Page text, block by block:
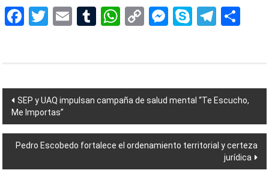
Facebook
Twitter
EmailTumblr
WhatsApp
CopyMessenger
Skype
Navegación
de
entradas
SEP y UAQ impulsan campaña de salud mental “Te Escucho,
Me Importas”
Pedro Escobedo fortalece el ordenamiento territorial y certeza
jurídica